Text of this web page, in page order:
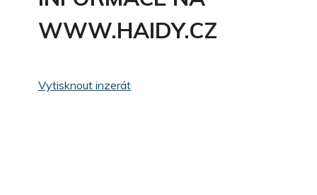
WWW.HAIDY.CZ
Vytisknout inzerát